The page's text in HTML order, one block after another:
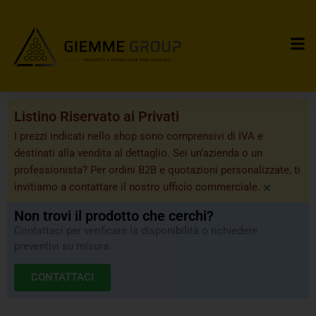
Listino Riservato ai Privati
I prezzi indicati nello shop sono comprensivi di IVA e
destinati alla vendita al dettaglio. Sei un’azienda o un
professionista? Per ordini B2B e quotazioni personalizzate, ti
invitiamo a contattare il nostro ufficio commerciale. ×
Non trovi il prodotto che cerchi?
Contattaci per verificare la disponibilità o richiedere
preventivi su misura.
CONTATTACI